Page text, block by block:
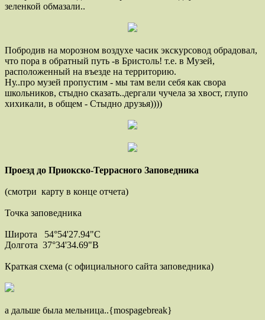
зеленкой обмазали..
Побродив на морозном воздухе часик экскурсовод обрадовал,
что пора в обратный путь -в Бристоль! т.е. в Музей,
расположенный на въезде на территорию.
Ну..про музей пропустим - мы там вели себя как свора
школьников, стыдно сказать..дергали чучела за хвост, глупо
хихикали, в общем - Стыдно друзья))))
Проезд до Приокско-Террасного Заповедника
(смотри карту в конце отчета)
Точка заповедника
Широта 54°54'27.94"С
Долгота 37°34'34.69"В
Краткая схема (с официального сайта заповедника)
а дальше была мельница..{mospagebreak}